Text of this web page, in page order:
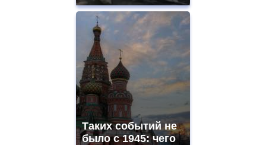
https://www.replicasrelojes.to/
Таких событий не
было с 1945: чего